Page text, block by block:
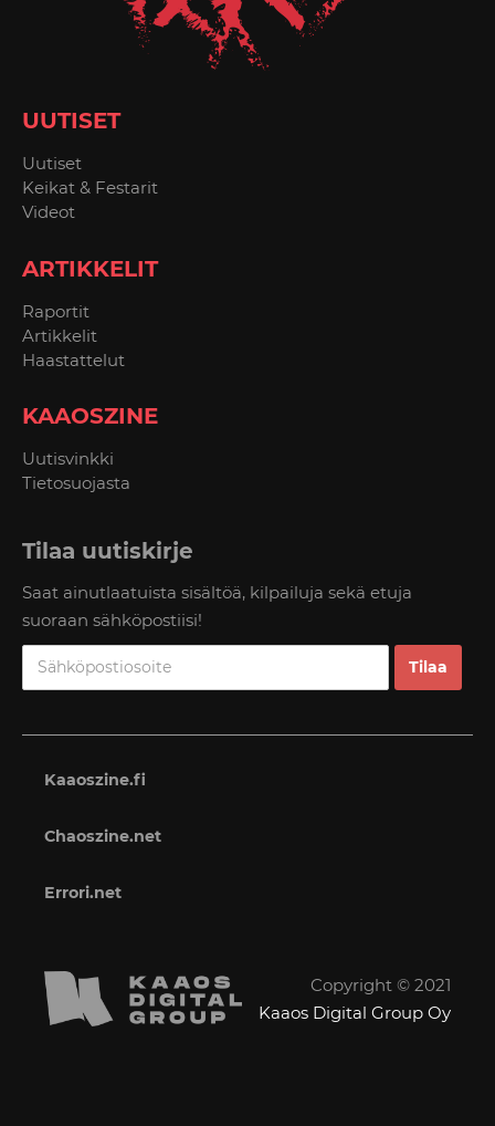
UUTISET
Uutiset
Keikat & Festarit
Videot
ARTIKKELIT
Raportit
Artikkelit
Haastattelut
KAAOSZINE
Uutisvinkki
Tietosuojasta
Tilaa uutiskirje
Saat ainutlaatuista sisältöä, kilpailuja sekä etuja
suoraan sähköpostiisi!
Kaaoszine.fi
Chaoszine.net
Errori.net
Copyright © 2021
Kaaos Digital Group Oy